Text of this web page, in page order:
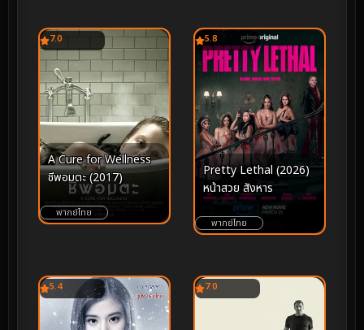
7.0
A Cure for Wellness
ชีพอมตะ (2017)
พากย์ไทย
5.8
Pretty Lethal (2026)
หน้าสวย สังหาร
พากย์ไทย
5.4 7.0